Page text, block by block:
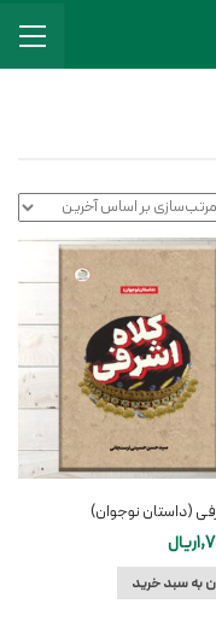
(داستان نوجوان)
ریال
به سبد خرید